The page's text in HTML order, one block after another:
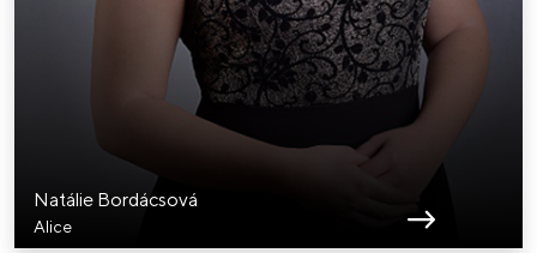
Natálie Bordácsová
Alice